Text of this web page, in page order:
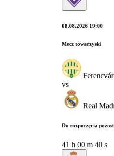
08.08.2026 19:00
Mecz towarzyski
vs
Real
Do rozpoczęcia
41 h 00 m 39 s